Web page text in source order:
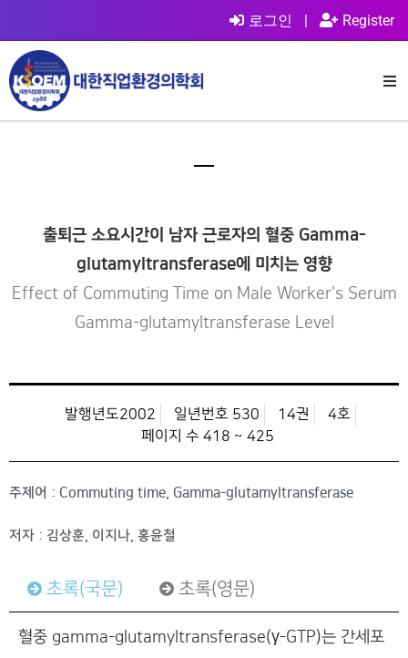
로그인 | Register
출퇴근 소요시간이 남자 근로자의 혈중 Gamma-
glutamyltransferase에 미치는 영향
Effect of Commuting Time on Male Worker's Serum
Gamma-glutamyltransferase Level
발행년도2002 일년번호 530 14권
4호
페이지 수 418 ~ 425
주제어 : Commuting time, Gamma-glutamyltransferase
저자 : 김상훈, 이지나, 홍윤철
초록(국문) 초록(영문)
혈중 gamma-glutamyltransferase(γ-GTP)는 간세포